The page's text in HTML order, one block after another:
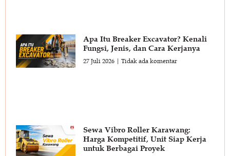
Apa Itu Breaker Excavator? Kenali
Fungsi, Jenis, dan Cara Kerjanya
27 Juli 2026 Tidak ada komentar
Sewa Vibro Roller Karawang:
Harga Kompetitif, Unit Siap Kerja
untuk Berbagai Proyek